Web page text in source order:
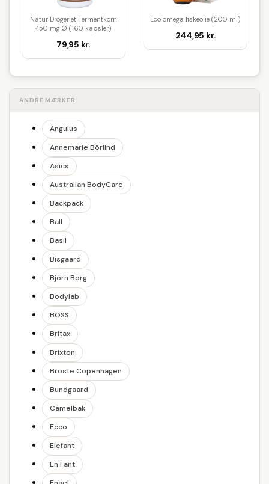
Natur Drogeriet Fermentkorn
450 mg Ø (160 kapsler)
79,95 kr.
Ecolomega fiskeolie (200 ml)
244,95 kr.
ANDRE MÆRKER
Angulus
Annemarie Börlind
Asics
Australian BodyCare
Backpack
Ball
Basil
Bisgaard
Björn Borg
Bodylab
BOSS
Britax
Brixton
Broste Copenhagen
Bundgaard
Camelbak
Ecco
Elefant
En Fant